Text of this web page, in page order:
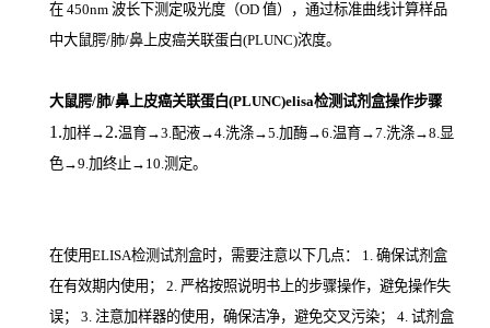
在 450nm 波长下测定吸光度（OD 值），通过标准曲线计算样品
中大鼠腭/肺/鼻上皮癌关联蛋白(PLUNC)浓度。
大鼠腭/肺/鼻上皮癌关联蛋白(PLUNC)elisa检测试剂盒操作步骤
1.加样→ 2.温育→3.配液→4.洗涤→5.加酶→6.温育→7.洗涤→8.显
色→9.加终止→10.测定。
在使用ELISA检测试剂盒时，需要注意以下几点： 1. 确保试剂盒
在有效期内使用； 2. 严格按照说明书上的步骤操作，避免操作失
误； 3. 注意加样器的使用，确保洁净，避免交叉污染； 4. 试剂盒